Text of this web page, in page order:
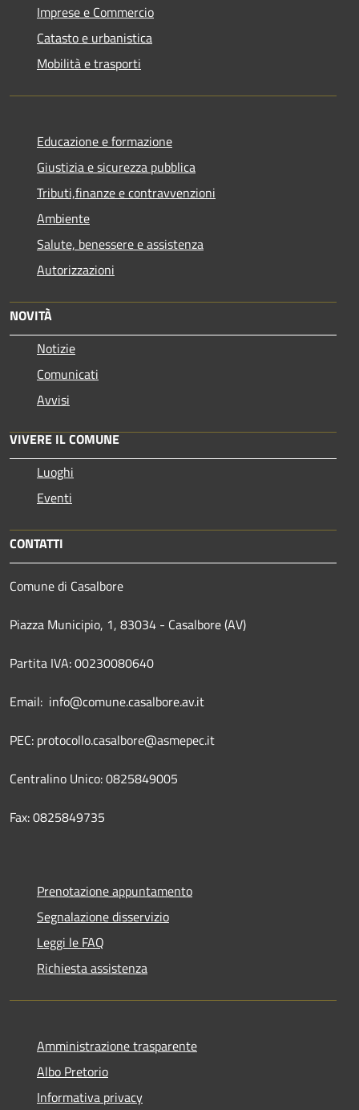
Imprese e Commercio
Catasto e urbanistica
Mobilità e trasporti
Educazione e formazione
Giustizia e sicurezza pubblica
Tributi,finanze e contravvenzioni
Ambiente
Salute, benessere e assistenza
Autorizzazioni
NOVITÀ
Notizie
Comunicati
Avvisi
VIVERE IL COMUNE
Luoghi
Eventi
CONTATTI
Comune di Casalbore
Piazza Municipio, 1, 83034 - Casalbore (AV)
Partita IVA: 00230080640
Email: info@comune.casalbore.av.it
PEC: protocollo.casalbore@asmepec.it
Centralino Unico: 0825849005
Fax: 0825849735
Prenotazione appuntamento
Segnalazione disservizio
Leggi le FAQ
Richiesta assistenza
Amministrazione trasparente
Albo Pretorio
Informativa privacy